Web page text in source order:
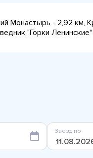
Монастырь - 2,92 км,
"Горки
Заезд по